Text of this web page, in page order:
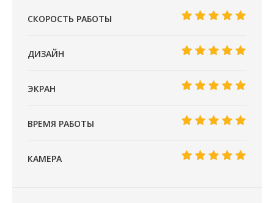
СКОРОСТЬ РАБОТЫ
ДИЗАЙН
ЭКРАН
ВРЕМЯ РАБОТЫ
КАМЕРА